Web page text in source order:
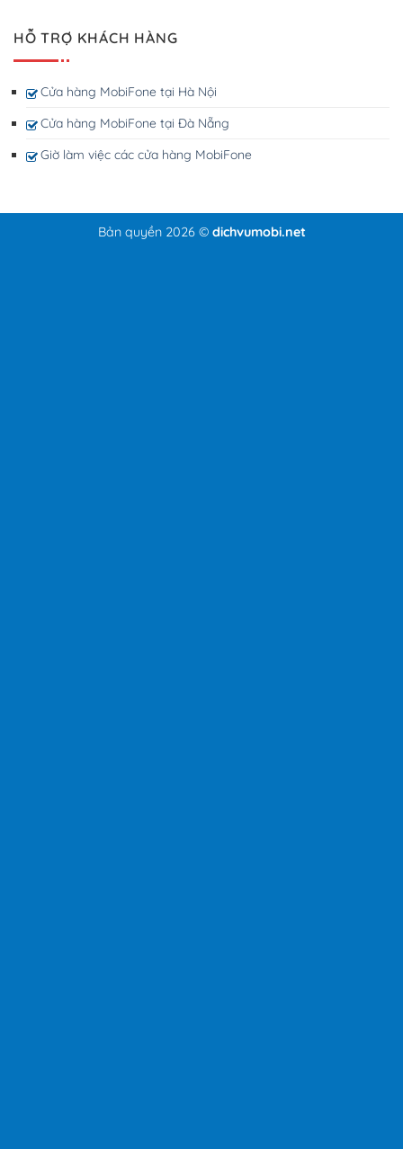
HỖ TRỢ KHÁCH HÀNG
Cửa hàng MobiFone tại Hà Nội
Cửa hàng MobiFone tại Đà Nẵng
Giờ làm việc các cửa hàng MobiFone
Bản quyền 2026 © dichvumobi.net